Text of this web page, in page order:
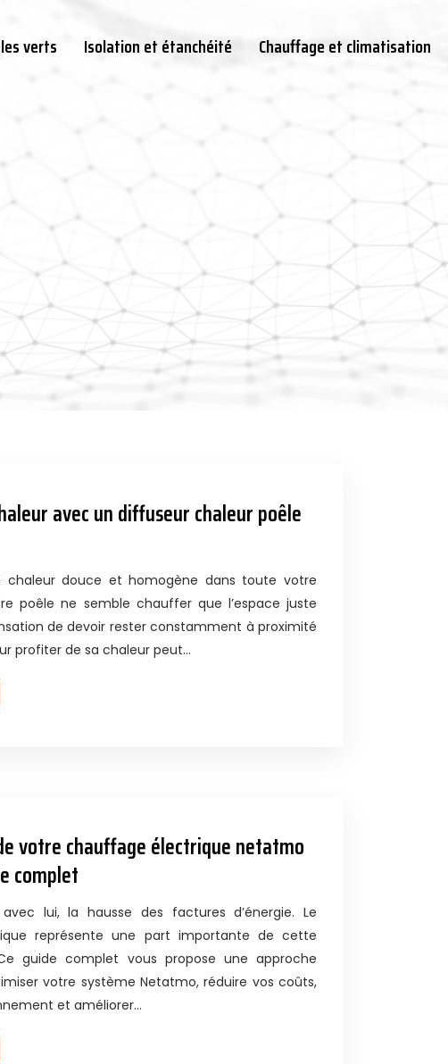
verts Isolation et étanchéité Chauffage et climatisation
avec un diffuseur chaleur poêle
chaleur douce et homogène dans toute votre
poêle ne semble chauffer que l’espace juste
de devoir rester constamment à proximité
profiter de sa chaleur peut…
votre chauffage électrique netatmo
complet
avec lui, la hausse des factures d’énergie. Le
représente une part importante de cette
guide complet vous propose une approche
votre système Netatmo, réduire vos coûts,
et améliorer…